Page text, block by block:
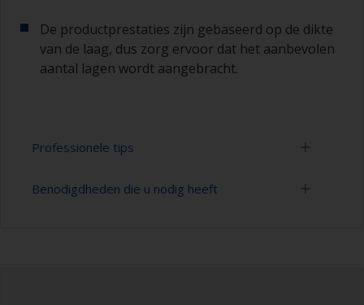
De productprestaties zijn gebaseerd op de dikte
van de laag, dus zorg ervoor dat het aanbevolen
aantal lagen wordt aangebracht.
Professionele tips
Schilderen met een verfroller:
Benodigdheden die u nodig heeft